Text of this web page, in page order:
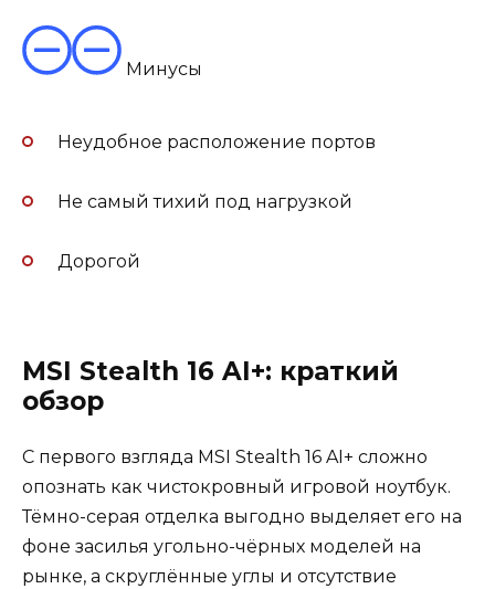
Минусы
Неудобное расположение портов
Не самый тихий под нагрузкой
Дорогой
MSI Stealth 16 AI+: краткий
обзор
С первого взгляда MSI Stealth 16 AI+ сложно
опознать как чистокровный игровой ноутбук.
Тёмно-серая отделка выгодно выделяет его на
фоне засилья угольно-чёрных моделей на
рынке, а скруглённые углы и отсутствие